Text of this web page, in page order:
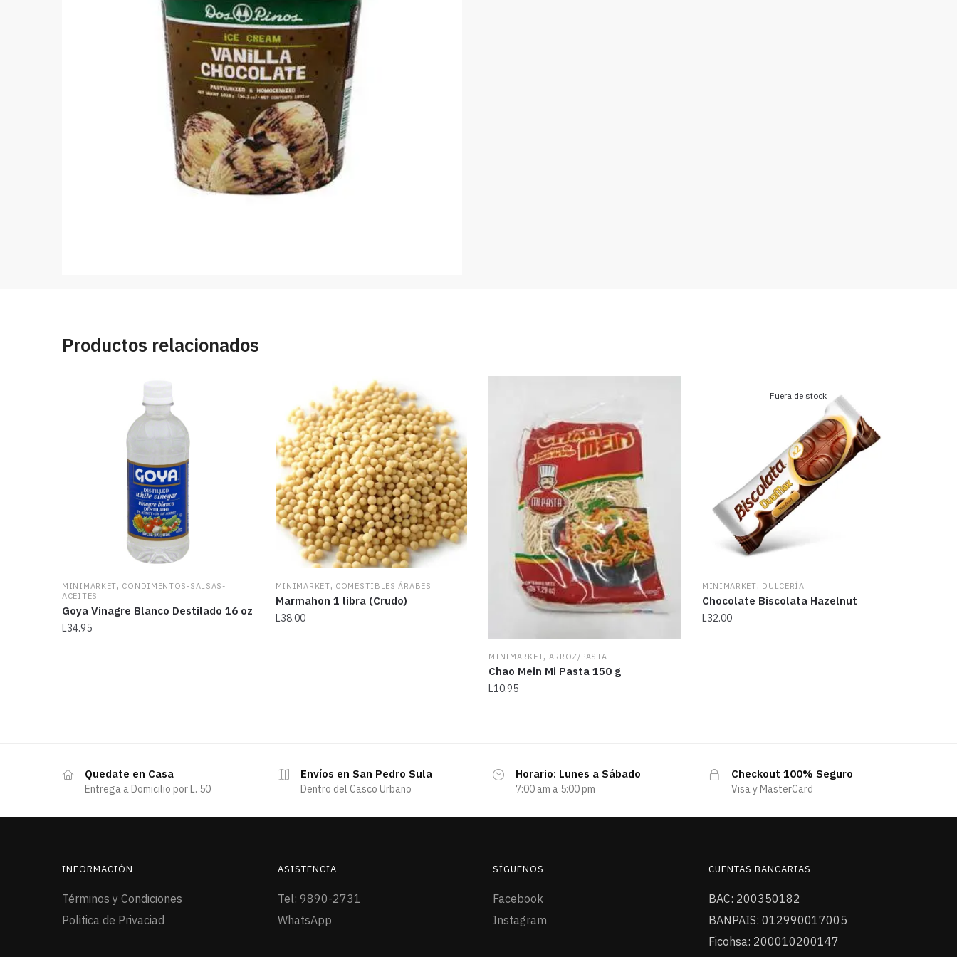
Productos relacionados
MINIMARKET, CONDIMENTOS-SALSAS-
ACEITES
Goya Vinagre Blanco Destilado 16 oz
L34.95
MINIMARKET, COMESTIBLES ÁRABES
Marmahon 1 libra (Crudo)
L38.00
MINIMARKET, ARROZ/PASTA
Chao Mein Mi Pasta 150 g
L10.95
Fuera de stock
MINIMARKET, DULCERÍA
Chocolate Biscolata Hazelnut
L32.00
Quedate en Casa
Entrega a Domicilio por L. 50
Envíos en San Pedro Sula
Dentro del Casco Urbano
Horario: Lunes a Sábado
7:00 am a 5:00 pm
Checkout 100% Seguro
Visa y MasterCard
INFORMACIÓN
Términos y Condiciones
Politica de Privaciad
ASISTENCIA
Tel: 9890-2731
WhatsApp
SÍGUENOS
Facebook
Instagram
CUENTAS BANCARIAS
BAC: 200350182
BANPAIS: 012990017005
Ficohsa: 200010200147